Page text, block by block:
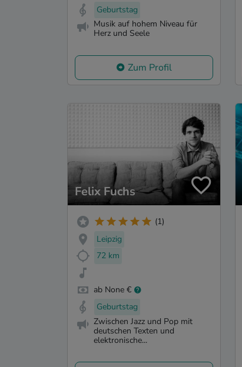
Geburtstag
Musik auf hohem Niveau für
Herz und Seele
Zum Profil
Felix Fuchs
(1)
Leipzig
72 km
ab None €
Geburtstag
Zwischen Jazz und Pop mit
deutschen Texten und
elektronische...